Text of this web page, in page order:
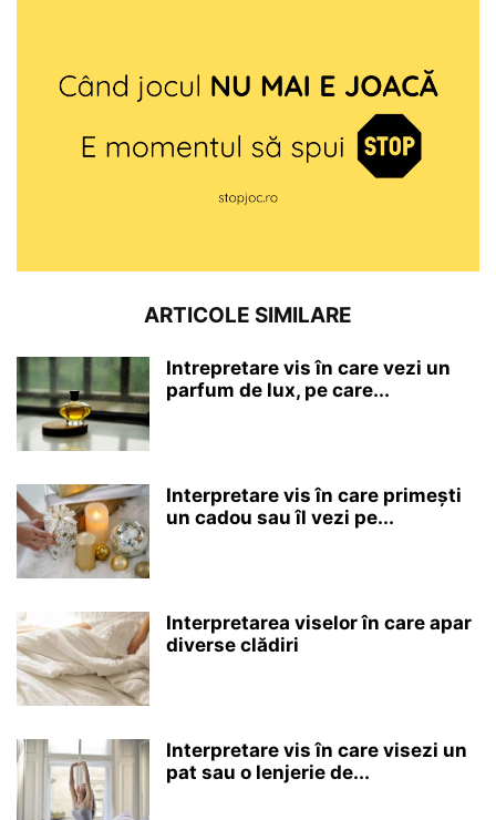
ARTICOLE SIMILARE
Intrepretare vis în care vezi un
parfum de lux, pe care...
Interpretare vis în care primești
un cadou sau îl vezi pe...
Interpretarea viselor în care apar
diverse clădiri
Interpretare vis în care visezi un
pat sau o lenjerie de...